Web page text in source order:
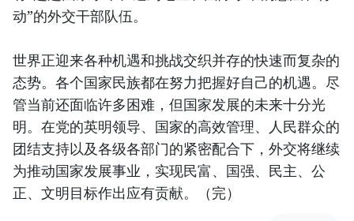
动”的外交干部队伍。
世界正迎来各种机遇和挑战交织并存的快速而复杂的
态势。各个国家民族都在努力把握好自己的机遇。尽
管当前还面临许多困难，但国家发展的未来十分光
明。在党的英明领导、国家的高效管理、人民群众的
团结支持以及各级各部门的紧密配合下，外交将继续
为推动国家发展事业，实现民富、国强、民主、公
正、文明目标作出应有贡献。（完）